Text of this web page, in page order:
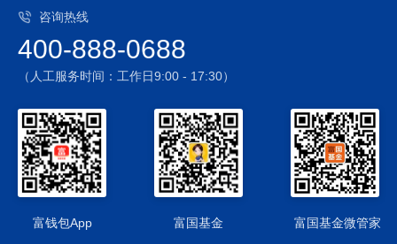
3、港股通标的股票投资风险
本基金可投资港股通标的股票，若进行相关投资可能面临投资
风险包括在市场进入、投资额度、可投资对象、税务政策等方
因素的变化可能对本基金进入或退出当地市场造成障碍，从而
对投资收益以及正常的申购赎回产生直接或间接的影响。
4、股指期货、国债期货的投资风险
本基金可按照基金合同的约定投资股指期货、国债期货。期货
市场与现货市场不同，采取保证金交易，风险较现货市场更
高。虽然本基金对股指期货、国债期货的投资仅限于现金管理
咨询热线
400-888-0688
（人工服务时间：工作日9:00 - 17:30）
富钱包App 富国基金 富国基金微管家